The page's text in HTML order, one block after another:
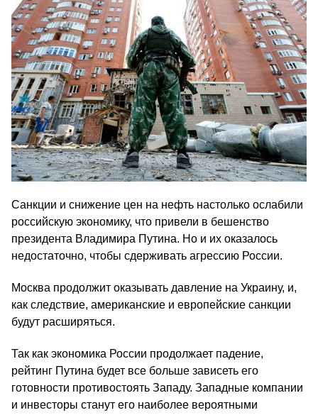
Санкции и снижение цен на нефть настолько ослабили
российскую экономику, что привели в бешенство
президента Владимира Путина. Но и их оказалось
недостаточно, чтобы сдерживать агрессию России.
Москва продолжит оказывать давление на Украину, и,
как следствие, американские и европейские санкции
будут расширяться.
Так как экономика России продолжает падение,
рейтинг Путина будет все больше зависеть его
готовности противостоять Западу. Западные компании
и инвесторы станут его наиболее вероятными